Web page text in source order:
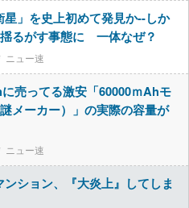
星」を史上初めて発見か--しか
るがす事態に 一体なぜ？
ニュー速
に売ってる激安「60000ｍAhモ
メーカー）」の実際の容量が
ニュー速
ンション、『大炎上』してしま